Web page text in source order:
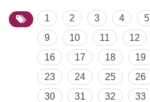
1 2 3 4 5
9
10 11 12
16
17 18 19
23
24 25 26
30
31 32 33